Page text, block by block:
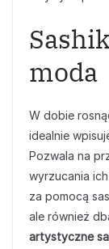
moda
W dobie
idealnie
Pozwala na
wyrzucania
za pomocą
ale również
artystyczne